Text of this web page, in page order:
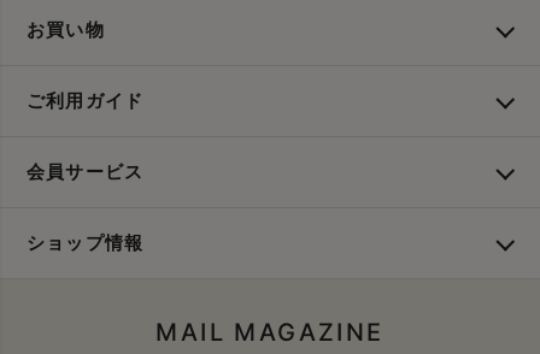
お買い物
ご利用ガイド
会員サービス
ショップ情報
MAIL MAGAZINE